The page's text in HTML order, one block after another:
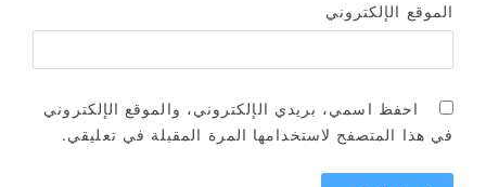
الموقع الإلكتروني
احفظ اسمي، بريدي الإلكتروني، والموقع الإلكتروني
في هذا المتصفح لاستخدامها المرة المقبلة في تعليقي.